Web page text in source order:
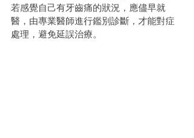
若感覺自己有牙齒痛的狀況，應儘早就
醫，由專業醫師進行鑑別診斷，才能對症
處理，避免延誤治療。